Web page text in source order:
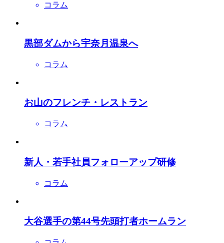
コラム
黒部ダムから宇奈月温泉へ
コラム
お山のフレンチ・レストラン
コラム
新人・若手社員フォローアップ研修
コラム
大谷選手の第44号先頭打者ホームラン